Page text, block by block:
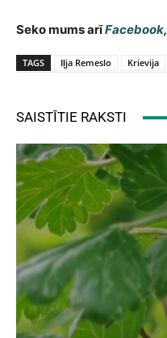
Seko mums arīFacebook,
TAGS Iļja Remeslo Krievija
SAISTĪTIE RAKSTI